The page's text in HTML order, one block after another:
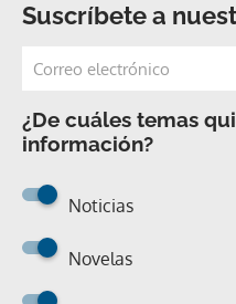
Suscríbete a
¿De cuáles temas
información?
Noticias
Novelas